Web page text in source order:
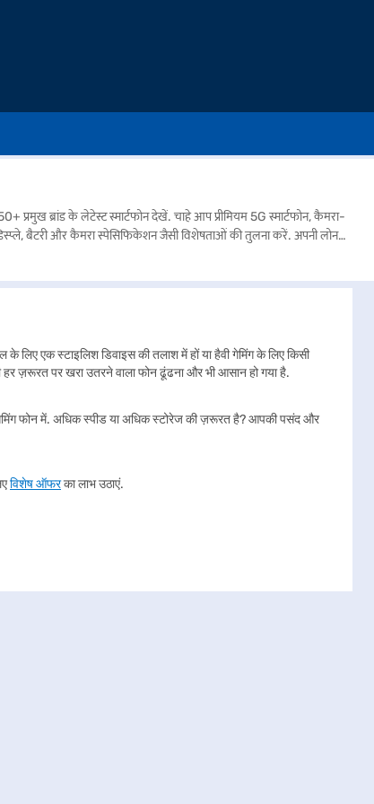
ब्रांड के लेटेस्ट स्मार्टफोन देखें. चाहे आप प्रीमियम 5G स्मार्टफोन, कैमरा-
बैटरी और कैमरा स्पेसिफिकेशन जैसी विशेषताओं की तुलना करें. अपनी लोन
एक स्टाइलिश डिवाइस की तलाश में हों या हैवी गेमिंग के लिए किसी
ज़रूरत पर खरा उतरने वाला फोन ढूंढना और भी आसान हो गया है.
फोन में. अधिक स्पीड या अधिक स्टोरेज की ज़रूरत है? आपकी पसंद और
विशेष ऑफरका लाभ उठाएं.
ब्रांड से अपने लिए परफेक्ट मैच पा सकते हैं. प्रत्येक ब्रांड अपनी एक